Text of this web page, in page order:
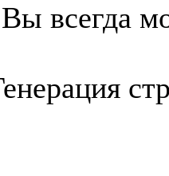
всегда